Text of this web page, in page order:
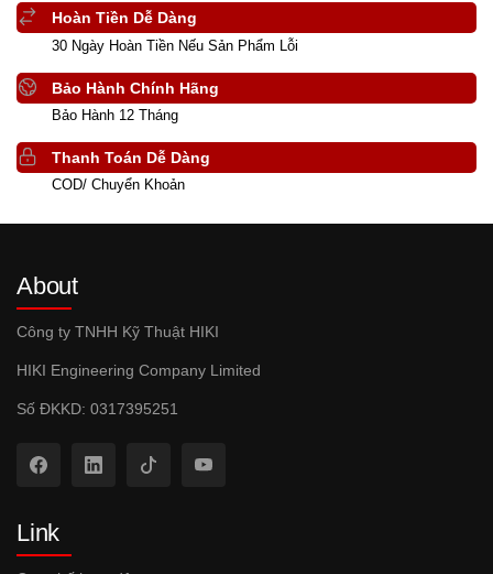
Hoàn Tiền Dễ Dàng
30 Ngày Hoàn Tiền Nếu Sản Phẩm Lỗi
Bảo Hành Chính Hãng
Bảo Hành 12 Tháng
Thanh Toán Dễ Dàng
COD/ Chuyển Khoản
About
Công ty TNHH Kỹ Thuật HIKI
HIKI Engineering Company Limited
Số ĐKKD: 0317395251
Link